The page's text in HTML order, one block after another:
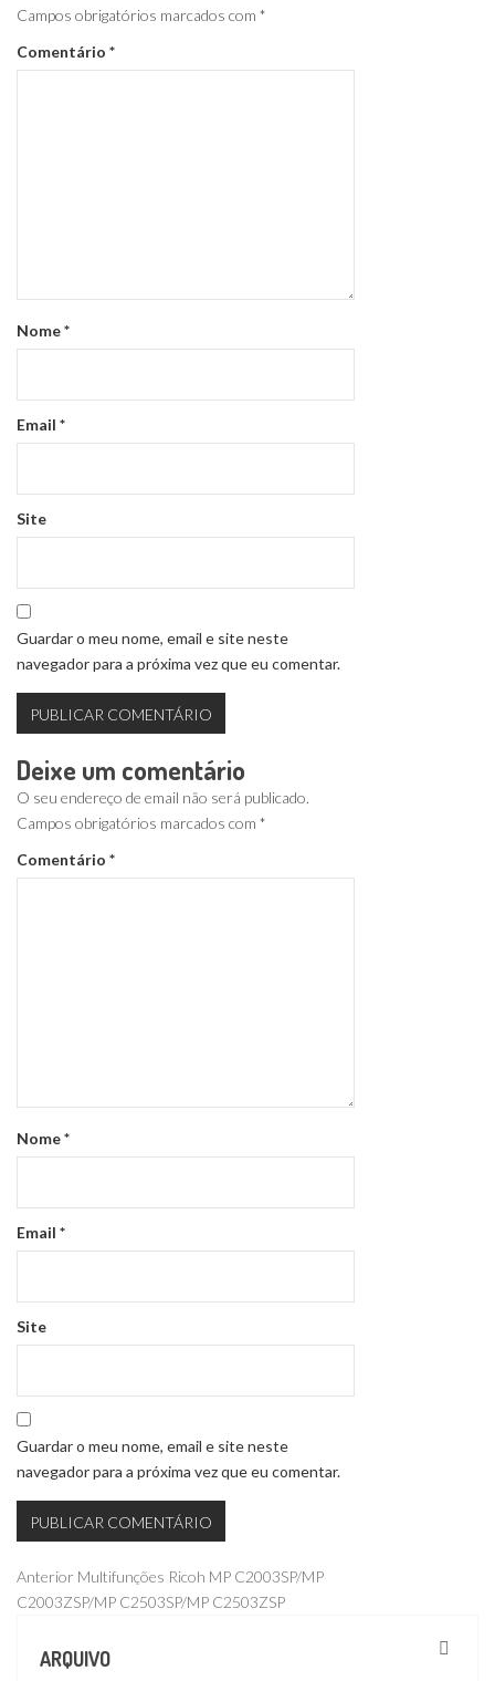
Campos obrigatórios marcados com *
Comentário *
Nome*
Email *
Site
Guardar o meu nome, email e site neste
navegador para a próxima vez que eu comentar.
Deixe um comentário
O seu endereço de email não será publicado.
Campos obrigatórios marcados com *
Comentário *
Nome*
Email *
Site
Guardar o meu nome, email e site neste
navegador para a próxima vez que eu comentar.
Navegação
de
artigos
Publicação
anterior
Anterior Multifunções Ricoh MP C2003SP/MP
C2003ZSP/MP C2503SP/MP C2503ZSP
ARQUIVO